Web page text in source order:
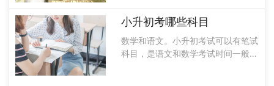
在统一的时间段内安排学生集体报
名。复读最重要的事情就是要选择一
个合适的复读学校，首先要了解学校
的师资力量......
小升初考哪些科目
数学和语文。小升初考试可以有笔试
科目，是语文和数学考试时间一般是